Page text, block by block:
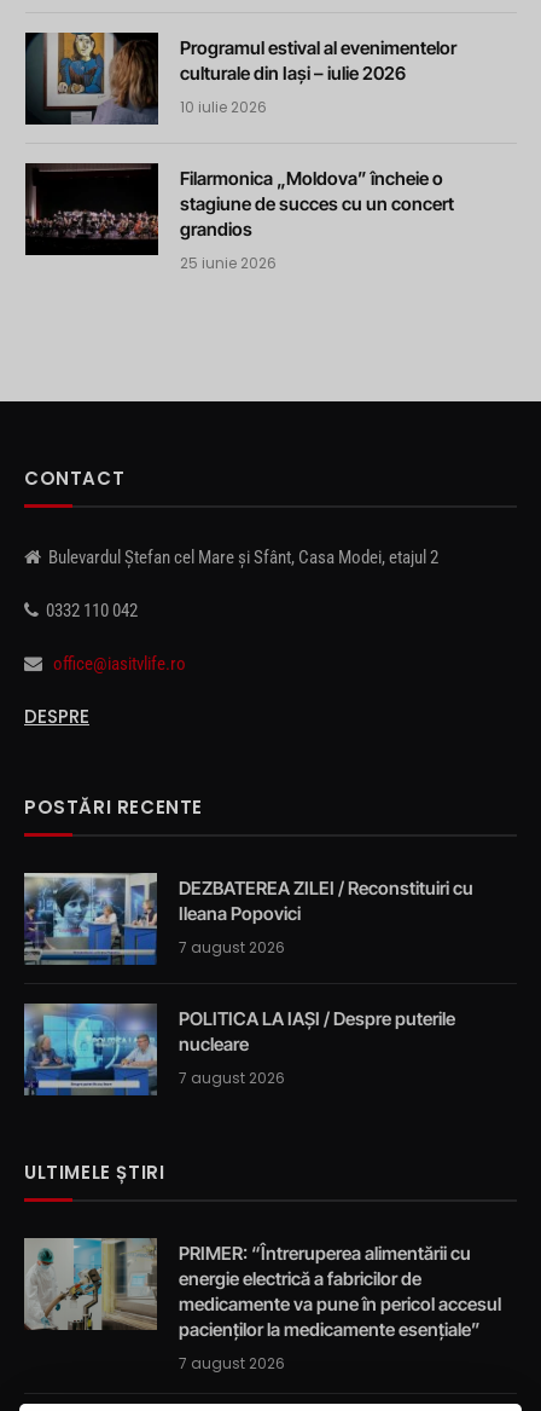
Programul estival al evenimentelor
culturale din Iași – iulie 2026
10 iulie 2026
Filarmonica „Moldova” încheie o
stagiune de succes cu un concert
grandios
25 iunie 2026
CONTACT
Bulevardul Ștefan cel Mare și Sfânt, Casa Modei, etajul 2
0332 110 042
office@iasitvlife.ro
DESPRE
POSTĂRI RECENTE
DEZBATEREA ZILEI / Reconstituiri cu
Ileana Popovici
7 august 2026
POLITICA LA IAȘI / Despre puterile
nucleare
7 august 2026
ULTIMELE ȘTIRI
PRIMER: “Întreruperea alimentării cu
energie electrică a fabricilor de
medicamente va pune în pericol accesul
pacienților la medicamente esențiale”
7 august 2026